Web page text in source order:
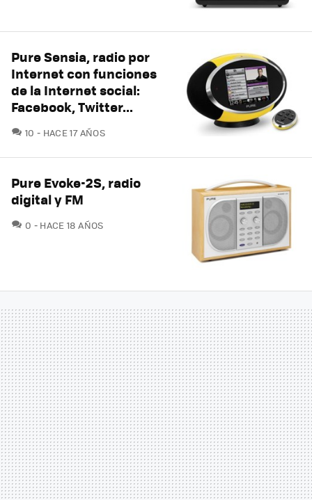
Pure Sensia, radio por
Internet con funciones
de la Internet social:
Facebook, Twitter...
10 COMENTARIOS
HACE 17 AÑOS
Pure Evoke-2S, radio
digital y FM
0 COMENTARIOS
HACE 18 AÑOS